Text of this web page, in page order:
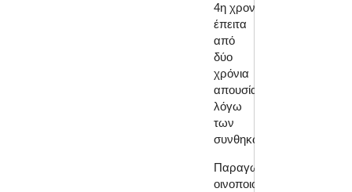
4η χρονιά,
έπειτα
από
δύο
χρόνια
απουσίας
λόγω
των
συνθηκών!
Παραγωγοί,
οινοποιοί